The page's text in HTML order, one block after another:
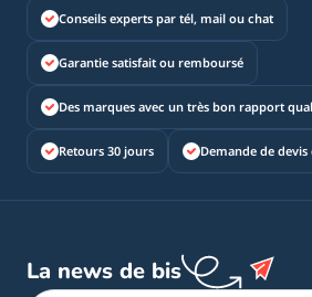
Conseils experts par tél, mail ou chat
Garantie satisfait ou remboursé
Des marques avec un très bon rapport
Retours 30 jours Demande de devis
La news de bis